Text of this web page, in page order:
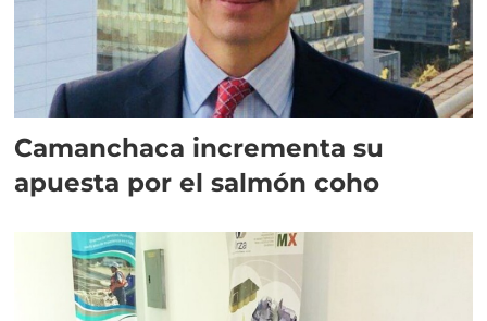
Camanchaca incrementa su
apuesta por el salmón coho